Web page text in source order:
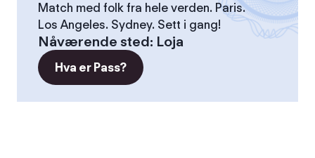
Match med folk fra hele verden. Paris.
Los Angeles. Sydney. Sett i gang!
Nåværende sted: Loja
Hva er Pass?